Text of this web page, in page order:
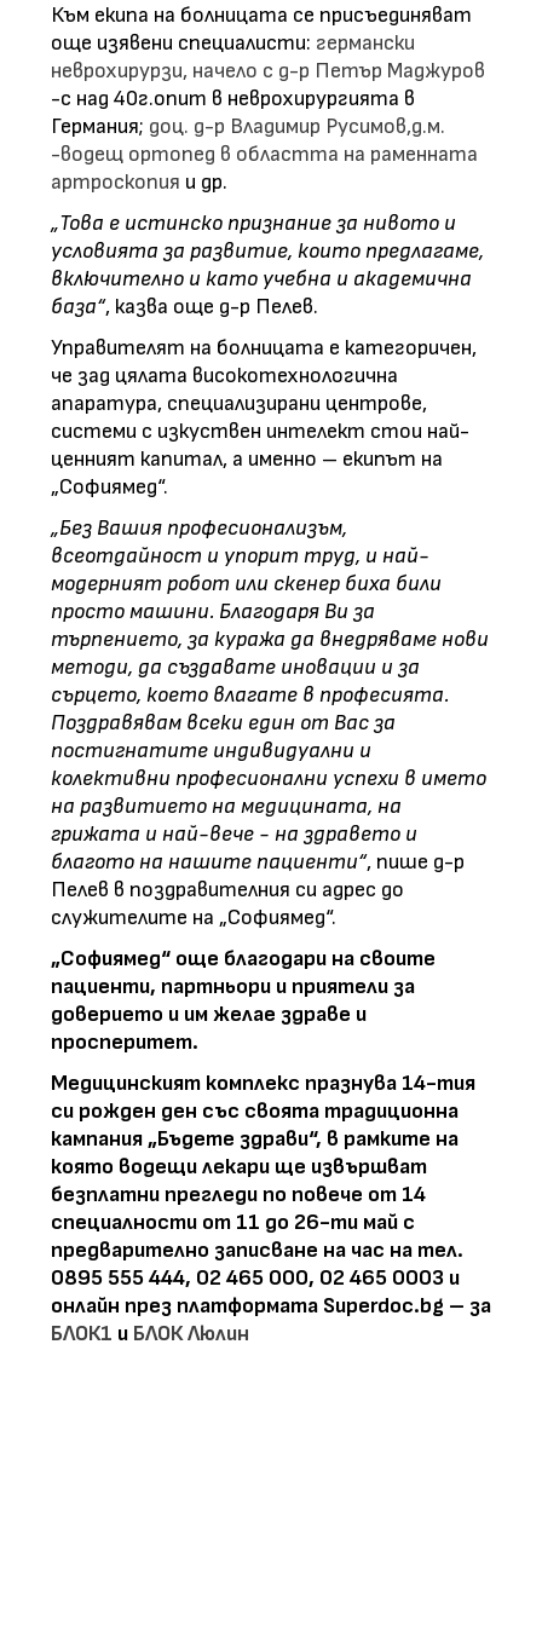
Към екипа на болницата се присъединяват
още изявени специалисти: германски
неврохирурзи, начело с д-р Петър Маджуров
-с над 40г.опит в неврохирургията в
Германия; доц. д-р Владимир Русимов,д.м.
-водещ ортопед в областта на раменната
артроскопия и др.
„Това е истинско признание за нивото и
условията за развитие, които предлагаме,
включително и като учебна и академична
база“, казва още д-р Пелев.
Управителят на болницата е категоричен,
че зад цялата високотехнологична
апаратура, специализирани центрове,
системи с изкуствен интелект стои най-
ценният капитал, а именно – екипът на
„Софиямед“.
„Без Вашия професионализъм,
всеотдайност и упорит труд, и най-
модерният робот или скенер биха били
просто машини. Благодаря Ви за
търпението, за куража да внедряваме нови
методи, да създавате иновации и за
сърцето, което влагате в професията.
Поздравявам всеки един от Вас за
постигнатите индивидуални и
колективни професионални успехи в името
на развитието на медицината, на
грижата и най-вече - на здравето и
благото на нашите пациенти“, пише д-р
Пелев в поздравителния си адрес до
служителите на „Софиямед“.
„Софиямед“ още благодари на своите
пациенти, партньори и приятели за
доверието и им желае здраве и
просперитет.
Медицинският комплекс празнува 14-тия
си рожден ден със своята традиционна
кампания „Бъдете здрави“, в рамките на
която водещи лекари ще извършват
безплатни прегледи по повече от 14
специалности от 11 до 26-ти май с
предварително записване на час на тел.
0895 555 444, 02 465 000, 02 465 0003 и
онлайн през платформата Superdoc.bg – за
БЛОК1 и БЛОК Люлин